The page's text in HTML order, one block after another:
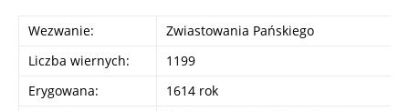
Wezwanie:
Zwiastowania Pańskiego
Liczba wiernych:
1199
Erygowana:
1614 rok